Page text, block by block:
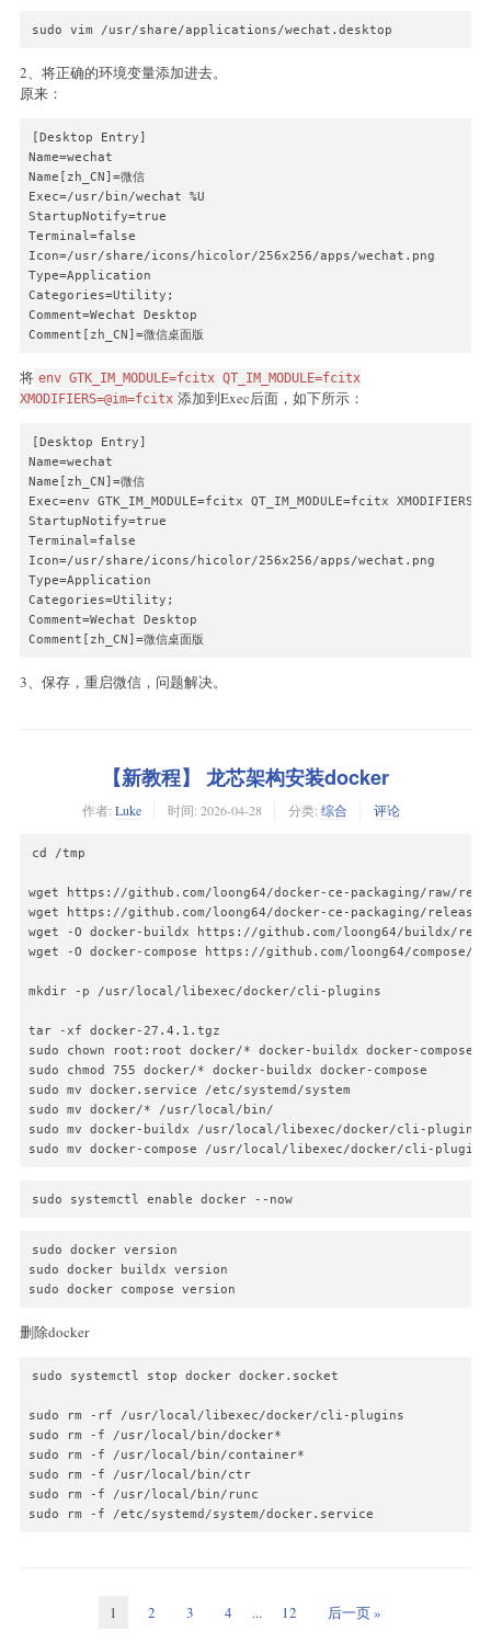
sudo vim /usr/share/applications/wechat.desktop
2、将正确的环境变量添加进去。
原来：
[Desktop Entry]
Name=wechat
Name[zh_CN]=微信
Exec=/usr/bin/wechat %U
StartupNotify=true
Terminal=false
Icon=/usr/share/icons/hicolor/256x256/apps/wechat.png
Type=Application
Categories=Utility;
Comment=Wechat Desktop
Comment[zh_CN]=微信桌面版
将 env GTK_IM_MODULE=fcitx QT_IM_MODULE=fcitx
XMODIFIERS=@im=fcitx 添加到Exec后面，如下所示：
[Desktop Entry]
Name=wechat
Name[zh_CN]=微信
Exec=env GTK_IM_MODULE=fcitx QT_IM_MODULE=fcitx
StartupNotify=true
Terminal=false
Icon=/usr/share/icons/hicolor/256x256/apps/wechat.png
Type=Application
Categories=Utility;
Comment=Wechat Desktop
Comment[zh_CN]=微信桌面版
3、保存，重启微信，问题解决。
【新教程】 龙芯架构安装docker
作者: Luke 时间: 2026-04-28 分类: 综合 评论
cd /tmp
wget https://github.com/loong64/docker-ce-packaging/raw/
wget https://github.com/loong64/docker-ce-packaging/
wget -O docker-buildx https://github.com/loong64/buildx/
wget -O docker-compose https://github.com/loong64/compose/
mkdir -p /usr/local/libexec/docker/cli-plugins
tar -xf docker-27.4.1.tgz
sudo chown root:root docker/* docker-buildx docker-compose
sudo chmod 755 docker/* docker-buildx docker-compose
sudo mv docker.service /etc/systemd/system
sudo mv docker/* /usr/local/bin/
sudo mv docker-buildx /usr/local/libexec/docker/cli-plugins/
sudo mv docker-compose /usr/local/libexec/docker/cli-
sudo systemctl enable docker --now
sudo docker version
sudo docker buildx version
sudo docker compose version
删除docker
sudo systemctl stop docker docker.socket
sudo rm -rf /usr/local/libexec/docker/cli-plugins
sudo rm -f /usr/local/bin/docker*
sudo rm -f /usr/local/bin/container*
sudo rm -f /usr/local/bin/ctr
sudo rm -f /usr/local/bin/runc
sudo rm -f /etc/systemd/system/docker.service
1 2 3 4 ... 12 后一页 »